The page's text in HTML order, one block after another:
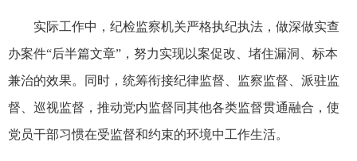
实际工作中，纪检监察机关严格执纪执法，做深做实查
办案件“后半篇文章”，努力实现以案促改、堵住漏洞、标本
兼治的效果。同时，统筹衔接纪律监督、监察监督、派驻监
督、巡视监督，推动党内监督同其他各类监督贯通融合，使
党员干部习惯在受监督和约束的环境中工作生活。